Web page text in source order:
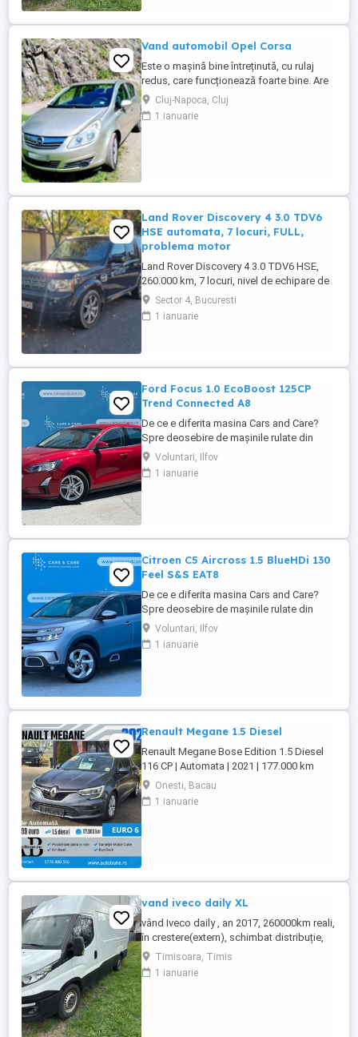
Vand automobil Opel Corsa
Este o mașină bine întreținută, cu rulaj
redus, care funcționează foarte bine. Are
anvelope pentru toate anotimpurile, roata
de rezerva normala, ambreiaj nou .
Cluj-Napoca, Cluj
1 ianuarie
Land Rover Discovery 4 3.0 TDV6
HSE automata, 7 locuri, FULL,
problema motor
Land Rover Discovery 4 3.0 TDV6 HSE,
260.000 km, 7 locuri, nivel de echipare de
top. DETALII MOTOR ȘI STAREA
CURENTA: - Motor 3.0 TDV6 (2993 CC),
244 CP, Tracțiune integrală (4x4), Cutie
sistemul de răcire. - Diagnostic ...
Sector 4, Bucuresti
1 ianuarie
Ford Focus 1.0 EcoBoost 125CP
Trend Connected A8
De ce e diferita masina Cars and Care?
Spre deosebire de mașinile rulate din
piața obișnuită, aceasta vine direct din
flota proprie a Business Lease — parte a
grupului internațional Autobinck, cu peste
Voluntari, Ilfov
1 ianuarie
Citroen C5 Aircross 1.5 BlueHDi 130
Feel S&S EAT8
De ce e diferita masina Cars and Care?
Spre deosebire de mașinile rulate din
piața obișnuită, aceasta vine direct din
flota proprie a Business Lease — parte a
grupului internațional Autobinck, cu peste
Voluntari, Ilfov
1 ianuarie
Renault Megane 1.5 Diesel
Renault Megane Bose Edition 1.5 Diesel
116 CP | Automata | 2021 | 177.000 km
Diesel | Break | Euro 6 | Pret: 12.999 Dotari
Premium Line: Dublu Climatronic +
navigatie mare Faruri LED Pure Vision +
Onesti, Bacau
1 ianuarie
vand iveco daily XL
vând Iveco daily , an 2017, 260000km reali,
în crestere(extern), schimbat distribuție,
ambreiaj,discuri frâna plăcuțe , revizie
completă ,stare f. bună ,140 Cp, climă
funcțională senzori parcare ,import
Timisoara, Timis
1 ianuarie